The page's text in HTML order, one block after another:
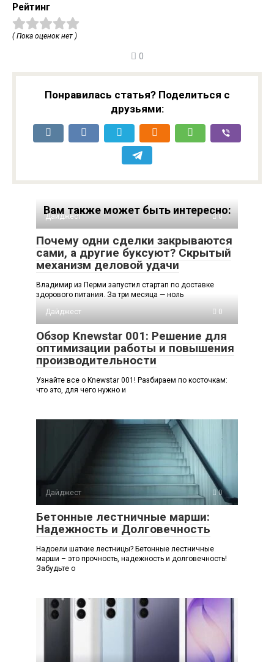
Рейтинг
( Пока оценок нет )
0
Понравилась статья? Поделиться с
друзьями:
Вам также может быть интересно:
Дайджест 0
Почему одни сделки закрываются
сами, а другие буксуют? Скрытый
механизм деловой удачи
Владимир из Перми запустил стартап по доставке
здорового питания. За три месяца — ноль
Дайджест
0
Обзор Knewstar 001: Решение для
оптимизации работы и повышения
производительности
Узнайте все о Knewstar 001! Разбираем по косточкам:
что это, для чего нужно и
Дайджест 0
Бетонные лестничные марши:
Надежность и Долговечность
Надоели шаткие лестницы? Бетонные лестничные
марши – это прочность, надежность и долговечность!
Забудьте о